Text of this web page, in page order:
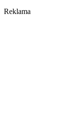
Reklama